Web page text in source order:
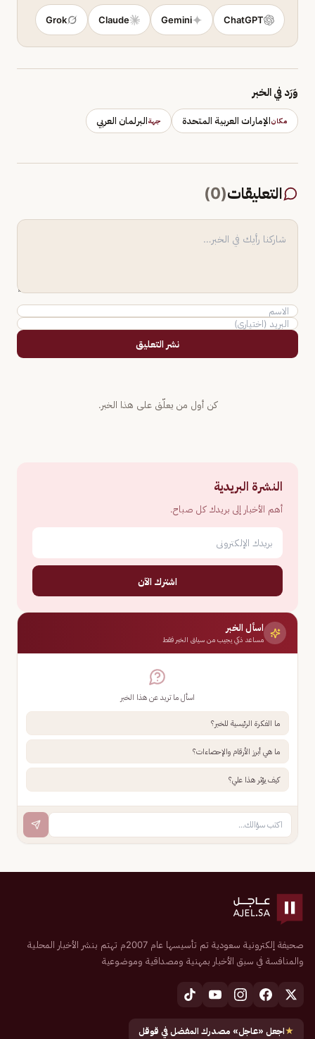
ChatGPT
Gemini
Claude
Grok
وَرَد في الخبر
مكانالإمارات العربية المتحدة جهةالبرلمان العربي
التعليقات(
0
)
نشر التعليق
كن أول من يعلّق على هذا الخبر.
النشرة البريدية
أهم الأخبار إلى بريدك كل صباح.
اشترك الآن
اسأل الخبر
مساعد ذكي يجيب من سياق الخبر فقط
اسأل ما تريد عن هذا الخبر
ما الفكرة الرئيسية للخبر؟
ما هي أبرز الأرقام والإحصاءات؟
كيف يؤثر هذا علي؟
صحيفة إلكترونية سعودية تم تأسيسها عام 2007م تهتم بنشر الأخبار المحلية
والمنافسة في سبق الأخبار بمهنية ومصداقية وموضوعية
★اجعل «عاجل» مصدرك المفضل في قوقل